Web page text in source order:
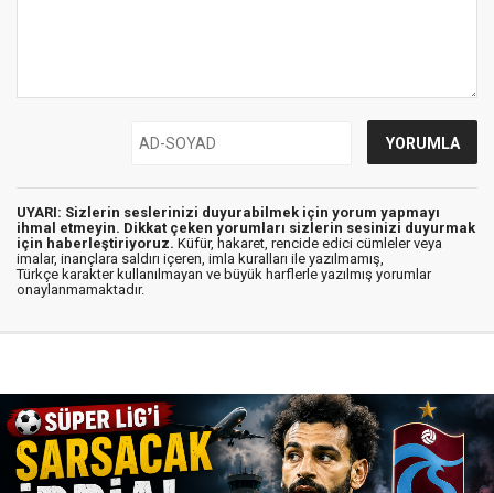
UYARI: Sizlerin seslerinizi duyurabilmek için yorum yapmayı
ihmal etmeyin. Dikkat çeken yorumları sizlerin sesinizi duyurmak
için haberleştiriyoruz. Küfür, hakaret, rencide edici cümleler veya
imalar, inançlara saldırı içeren, imla kuralları ile yazılmamış,
Türkçe karakter kullanılmayan ve büyük harflerle yazılmış yorumlar
onaylanmamaktadır.